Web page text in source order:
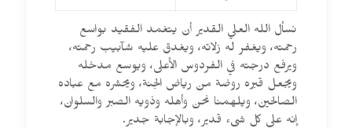
نسأل الله العلي القدير أن يتغمد الفقيد بواسع
رحمته، ويغفر له زلاته، ويغدق عليه شآبيب رحمته،
ويرفع درجته في الفردوس الأعلى، ويوسع مدخله
ويجعل قبره روضة من رياض الجنة، ويحشره مع عباده
الصالحين، ويلهمنا نحن وأهله وذويه الصبر والسلوان،
إنه على كل شيء قدير، وبالإجابة جدير.